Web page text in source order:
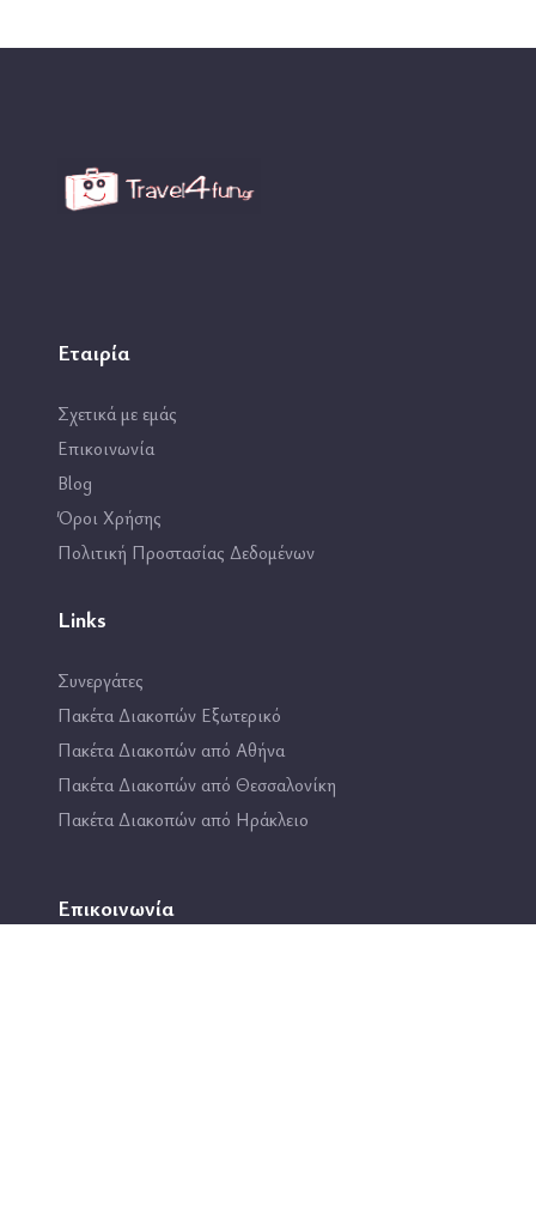
Εταιρία
Σχετικά με εμάς
Επικοινωνία
Blog
Όροι Χρήσης
Πολιτική Προστασίας Δεδομένων
Links
Συνεργάτες
Πακέτα Διακοπών Εξωτερικό
Πακέτα Διακοπών από Αθήνα
Πακέτα Διακοπών από Θεσσαλονίκη
Πακέτα Διακοπών από Ηράκλειο
Επικοινωνία